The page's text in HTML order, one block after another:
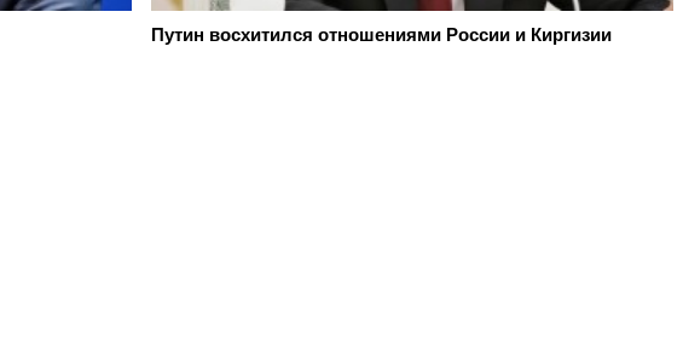
Путин восхитился отношениями России и Киргизии